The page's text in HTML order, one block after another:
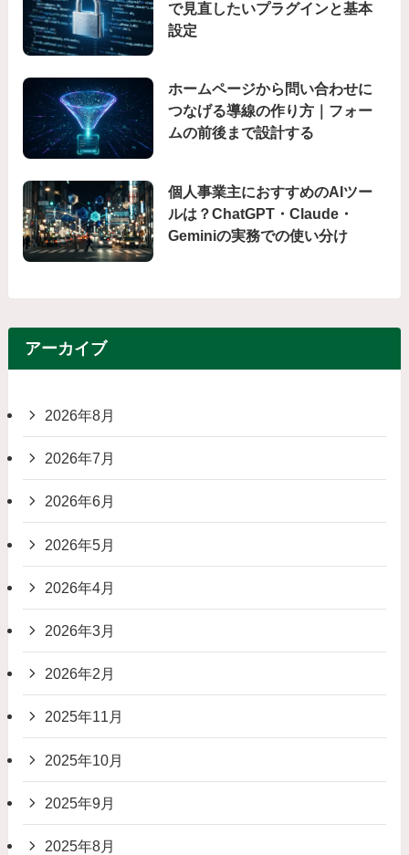
で見直したいプラグインと基本
設定
ホームページから問い合わせに
つなげる導線の作り方｜フォー
ムの前後まで設計する
個人事業主におすすめのAIツー
ルは？ChatGPT・Claude・
Geminiの実務での使い分け
アーカイブ
2026年8月
2026年7月
2026年6月
2026年5月
2026年4月
2026年3月
2026年2月
2025年11月
2025年10月
2025年9月
2025年8月